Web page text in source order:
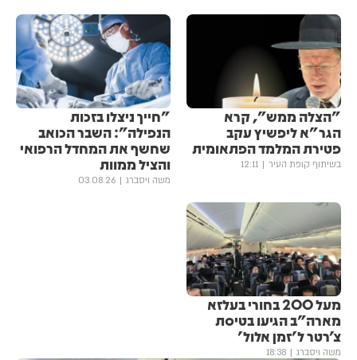
"הצלה ממש", קרא
הגר"א ליפשיץ עקב
פטירת המלמד הפתאומית
בשיתוף קופת העיר 12:11
"חייך ניצלו בזכות
הנפילה": השבר הכואב
שחשף את המחדל הרפואי
והציל ממוות
משה ויסברג 03.08.26
מעל 200 בחורי בעלזא
מארה"ב הגיעו בטיסת
צ'רטר ל'זמן אלול'
משה ויסברג 18:38